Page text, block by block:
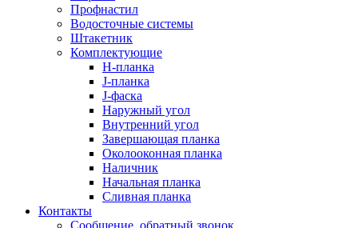
Профнастил
Водосточные системы
Штакетник
Комплектующие
H-планка
J-планка
J-фаска
Наружный угол
Внутренний угол
Завершающая планка
Околооконная планка
Наличник
Начальная планка
Сливная планка
Контакты
Сообщение, обратный звонок